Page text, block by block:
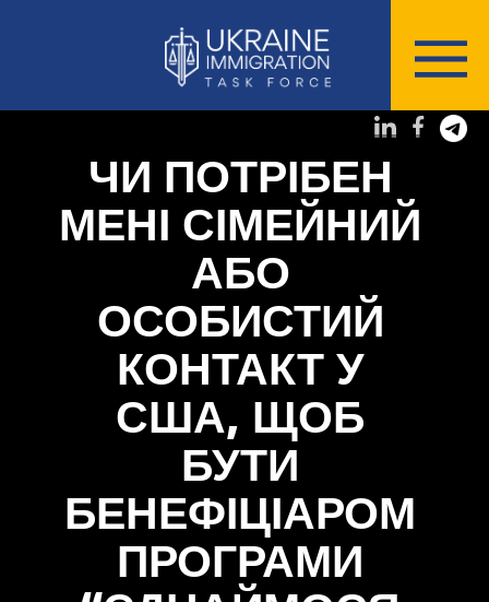
ЧИ ПОТРІБЕН
МЕНІ СІМЕЙНИЙ
АБО
ОСОБИСТИЙ
КОНТАКТ У
США, ЩОБ
БУТИ
БЕНЕФІЦІАРОМ
ПРОГРАМИ